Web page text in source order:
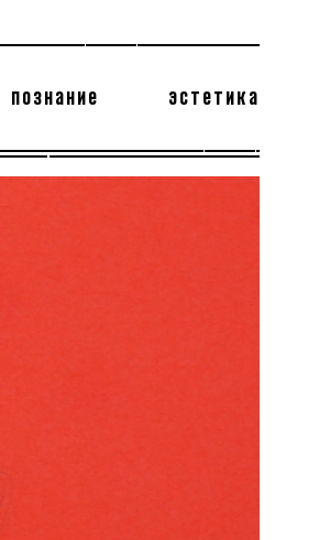
познание эстетика